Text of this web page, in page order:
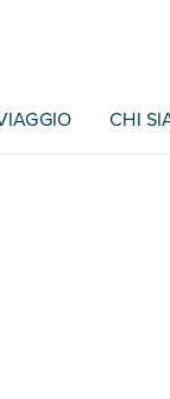
CHI